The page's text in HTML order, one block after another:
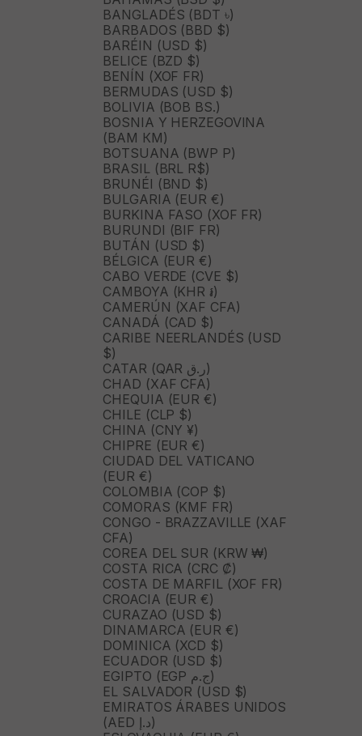
BANGLADÉS (BDT ৳)
BARBADOS (BBD $)
BARÉIN (USD $)
BELICE (BZD $)
BENÍN (XOF FR)
BERMUDAS (USD $)
BOLIVIA (BOB BS.)
BOSNIA Y HERZEGOVINA
(BAM КМ)
BOTSUANA (BWP P)
BRASIL (BRL R$)
BRUNÉI (BND $)
BULGARIA (EUR €)
BURKINA FASO (XOF FR)
BURUNDI (BIF FR)
BUTÁN (USD $)
BÉLGICA (EUR €)
CABO VERDE (CVE $)
CAMBOYA (KHR ៛)
CAMERÚN (XAF CFA)
CANADÁ (CAD $)
CARIBE NEERLANDÉS (USD
$)
CATAR (QAR ر.ق)
CHAD (XAF CFA)
CHEQUIA (EUR €)
CHILE (CLP $)
CHINA (CNY ¥)
CHIPRE (EUR €)
CIUDAD DEL VATICANO
(EUR €)
COLOMBIA (COP $)
COMORAS (KMF FR)
CONGO - BRAZZAVILLE (XAF
CFA)
COREA DEL SUR (KRW ₩)
COSTA RICA (CRC ₡)
COSTA DE MARFIL (XOF FR)
CROACIA (EUR €)
CURAZAO (USD $)
DINAMARCA (EUR €)
DOMINICA (XCD $)
ECUADOR (USD $)
EGIPTO (EGP ج.م)
EL SALVADOR (USD $)
EMIRATOS ÁRABES UNIDOS
(AED د.إ)